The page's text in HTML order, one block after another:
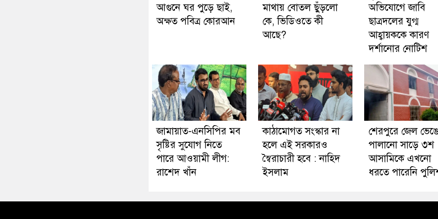
আগুনে ঘর পুড়ে ছাই,
অক্ষত পবিত্র কোরআন
মাথায় বোতল ছুঁড়লো
কে, ভিডিওতে কী
আছে?
অভিযোগে জাবি
ছাত্রদলের যুগ্ম
আহ্বায়ককে কারণ
দর্শানোর নোটিশ
জামায়াত-এনসিপির মব
সৃষ্টির সুযোগ নিতে
পারে আওয়ামী লীগ:
রাশেদ খাঁন
কাঠামোগত সংস্কার না
হলে এই সরকারও
স্বৈরাচারী হবে : নাহিদ
ইসলাম
শেরপুরে জেল
পালানো সাড়ে ৩শ
আসামিকে এখনো
ধরতে পারেনি